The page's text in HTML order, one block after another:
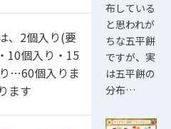
、2個入り(要
10個入り・15
…60個入りま
ます
布している
と思われが
ちな五平餅
ですが、実
は五平餅の
分布…